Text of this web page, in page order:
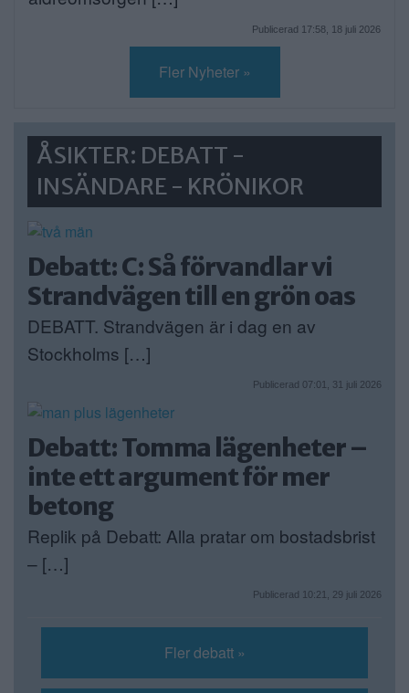
Publicerad 17:58, 18 juli 2026
Fler Nyheter »
ÅSIKTER: DEBATT -
INSÄNDARE - KRÖNIKOR
Debatt: C: Så förvandlar vi
Strandvägen till en grön oas
DEBATT. Strandvägen är i dag en av
Stockholms […]
Publicerad 07:01, 31 juli 2026
Debatt: Tomma lägenheter –
inte ett argument för mer
betong
Replik på Debatt: Alla pratar om bostadsbrist
– […]
Publicerad 10:21, 29 juli 2026
Fler debatt »